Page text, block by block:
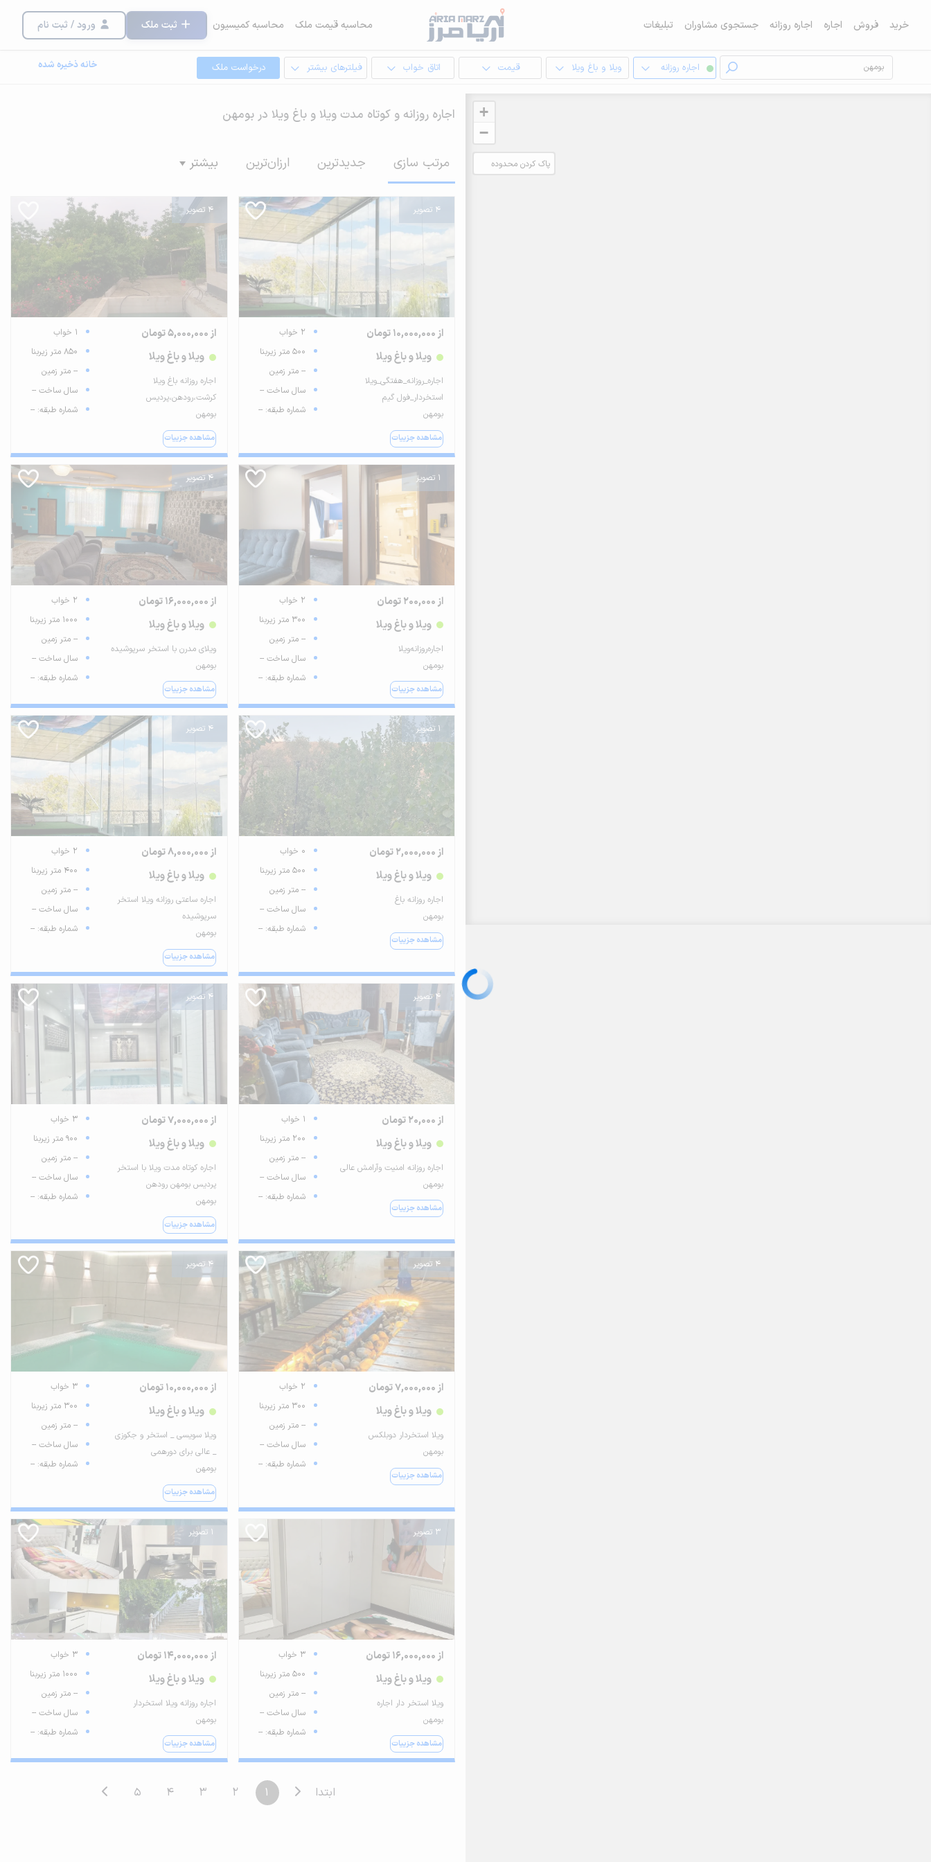
خرید فروش اجاره اجاره روزانه جستجوی مشاوران تبلیغات محاسبه قیمت ملک محاسبه کمیسیون ثبت ملک ورود / ثبت نام
اجاره روزانه ویلا و باغ ویلا قیمت اتاق خواب فیلترهای بیشتر درخواست ملک خانه ذخیره شده
+
−
پاک کردن محدوده
اجاره روزانه و کوتاه مدت ویلا و باغ ویلا در بومهن
مرتب سازی جدیدترین ارزان‌ترین بیشتر
4 تصویر
از 10,000,000 تومان
ویلا و باغ ویلا
اجاره_روزانه_هفتگی_ویلا
استخردار_فول گیم
بومهن
مشاهده جزییات
2 خواب
500 متر زیربنا
-- متر زمین
سال ساخت --
شماره طبقه: --
4 تصویر
از 5,000,000 تومان
ویلا و باغ ویلا
اجاره روزانه باغ ویلا
کرشت،رودهن،پردیس
بومهن
مشاهده جزییات
1 خواب
850 متر زیربنا
-- متر زمین
سال ساخت --
شماره طبقه: --
1 تصویر
از 200,000 تومان
ویلا و باغ ویلا
اجاره‌روزانه‌ویلا
بومهن
مشاهده جزییات
2 خواب
300 متر زیربنا
-- متر زمین
سال ساخت --
شماره طبقه: --
4 تصویر
از 16,000,000 تومان
ویلا و باغ ویلا
ویلای مدرن با استخر سرپوشیده
بومهن
مشاهده جزییات
2 خواب
1000 متر زیربنا
-- متر زمین
سال ساخت --
شماره طبقه: --
1 تصویر
از 2,000,000 تومان
ویلا و باغ ویلا
اجاره روزانه باغ
بومهن
مشاهده جزییات
0 خواب
500 متر زیربنا
-- متر زمین
سال ساخت --
شماره طبقه: --
4 تصویر
از 8,000,000 تومان
ویلا و باغ ویلا
اجاره ساعتی روزانه ویلا استخر
سرپوشیده
بومهن
مشاهده جزییات
2 خواب
400 متر زیربنا
-- متر زمین
سال ساخت --
شماره طبقه: --
4 تصویر
از 20,000 تومان
ویلا و باغ ویلا
اجاره روزانه امنیت وآرامش عالی
بومهن
مشاهده جزییات
1 خواب
200 متر زیربنا
-- متر زمین
سال ساخت --
شماره طبقه: --
4 تصویر
از 7,000,000 تومان
ویلا و باغ ویلا
اجاره کوتاه مدت ویلا با استخر
پردیس بومهن رودهن
بومهن
مشاهده جزییات
3 خواب
900 متر زیربنا
-- متر زمین
سال ساخت --
شماره طبقه: --
4 تصویر
از 7,000,000 تومان
ویلا و باغ ویلا
ویلا استخردار دوبلکس
بومهن
مشاهده جزییات
2 خواب
300 متر زیربنا
-- متر زمین
سال ساخت --
شماره طبقه: --
4 تصویر
از 10,000,000 تومان
ویلا و باغ ویلا
ویلا سویسی _ استخر و جکوزی
_ عالی برای دورهمی
بومهن
مشاهده جزییات
3 خواب
300 متر زیربنا
-- متر زمین
سال ساخت --
شماره طبقه: --
3 تصویر
از 16,000,000 تومان
ویلا و باغ ویلا
ویلا استخر دار اجاره
بومهن
مشاهده جزییات
3 خواب
500 متر زیربنا
-- متر زمین
سال ساخت --
شماره طبقه: --
1 تصویر
از 14,000,000 تومان
ویلا و باغ ویلا
اجاره روزانه ویلا استخردار
بومهن
مشاهده جزییات
3 خواب
1000 متر زیربنا
-- متر زمین
سال ساخت --
شماره طبقه: --
ابتدا 1
2
3
4
5